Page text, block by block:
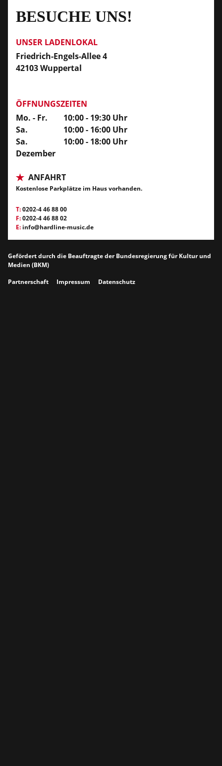
BESUCHE UNS!
UNSER LADENLOKAL
Friedrich-Engels-Allee 4
42103 Wuppertal
ÖFFNUNGSZEITEN
Mo. - Fr.
10:00 - 19:30 Uhr
Sa.
10:00 - 16:00 Uhr
Sa.
Dezember
10:00 - 18:00 Uhr
ANFAHRT
Kostenlose Parkplätze im Haus vorhanden.
T:0202-4 46 88 00
F:0202-4 46 88 02
E: info@hardline-music.de
Gefördert durch die Beauftragte der Bundesregierung für Kultur und
Medien (BKM)
Partnerschaft
Impressum Datenschutz